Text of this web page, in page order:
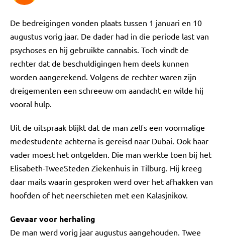
De bedreigingen vonden plaats tussen 1 januari en 10
augustus vorig jaar. De dader had in die periode last van
psychoses en hij gebruikte cannabis. Toch vindt de
rechter dat de beschuldigingen hem deels kunnen
worden aangerekend. Volgens de rechter waren zijn
dreigementen een schreeuw om aandacht en wilde hij
vooral hulp.
Uit de uitspraak blijkt dat de man zelfs een voormalige
medestudente achterna is gereisd naar Dubai. Ook haar
vader moest het ontgelden. Die man werkte toen bij het
Elisabeth-TweeSteden Ziekenhuis in Tilburg. Hij kreeg
daar mails waarin gesproken werd over het afhakken van
hoofden of het neerschieten met een Kalasjnikov.
Gevaar voor herhaling
De man werd vorig jaar augustus aangehouden. Twee